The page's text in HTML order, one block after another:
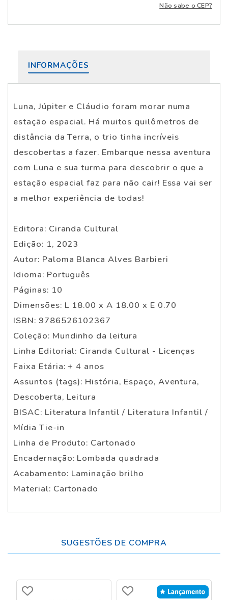
Não sabe o CEP?
INFORMAÇÕES
Luna, Júpiter e Cláudio foram morar numa
estação espacial. Há muitos quilômetros de
distância da Terra, o trio tinha incríveis
descobertas a fazer. Embarque nessa aventura
com Luna e sua turma para descobrir o que a
estação espacial faz para não cair! Essa vai ser
a melhor experiência de todas!
Editora: Ciranda Cultural
Edição: 1, 2023
Autor: Paloma Blanca Alves Barbieri
Idioma: Português
Páginas: 10
Dimensões: L 18.00 x A 18.00 x E 0.70
ISBN: 9786526102367
Coleção: Mundinho da leitura
Linha Editorial: Ciranda Cultural - Licenças
Faixa Etária: + 4 anos
Assuntos (tags): História, Espaço, Aventura,
Descoberta, Leitura
BISAC: Literatura Infantil / Literatura Infantil /
Mídia Tie-in
Linha de Produto: Cartonado
Encadernação: Lombada quadrada
Acabamento: Laminação brilho
Material: Cartonado
SUGESTÕES DE COMPRA